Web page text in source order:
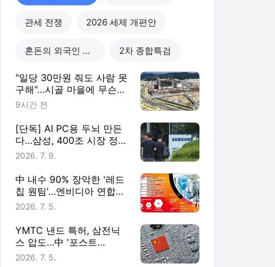
관세 전쟁 2026 세제 개편안
혼돈의 외국인 고용시장 2차 종합특검
"일당 30만원 줘도 사람 못
구해"…시골 마을에 무슨
일이
9시간 전
[단독] AI PC용 두뇌 만든
다…삼성, 400조 시장 정조
준
2026. 7. 9.
中 내수 90% 장악한 '레드
칩 원팀'…엔비디아 연합군
흔든다
2026. 7. 5.
YMTC 낸드 특허, 삼전닉
스 압도…中 '포스트
HBM'도 넘본다
2026. 7. 5.